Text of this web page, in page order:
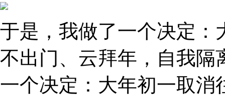
于是，我做了一个决定：
不出门、云拜年，自我隔
一个决定：大年初一取消